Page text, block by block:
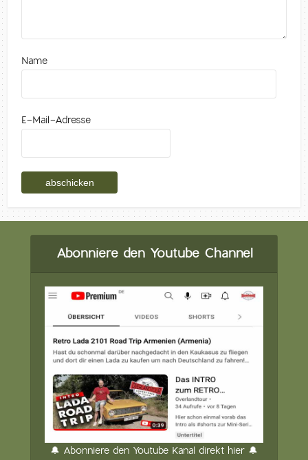
Name
E-Mail-Adresse
Abonniere den Youtube Channel
🔔 Abonniere den Youtube Kanal direkt hier 🔔